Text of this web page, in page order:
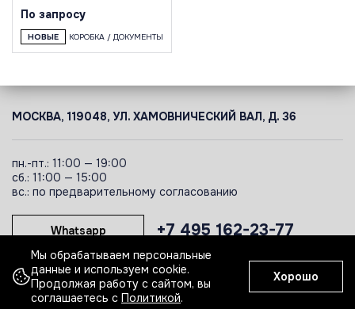
По запросу
НОВЫЕ КОРОБКА / ДОКУМЕНТЫ
МОСКВА, 119048, УЛ. ХАМОВНИЧЕСКИЙ ВАЛ, Д. 36
пн.-пт.: 11:00 — 19:00
сб.: 11:00 — 15:00
вс.: по предварительному согласованию
+7 495 162-23-77
Whatsapp
Telegram
Мы обрабатываем персональные
данные и используем cookie.
Продолжая работу с сайтом, вы
соглашаетесь с Политикой.
Хорошо